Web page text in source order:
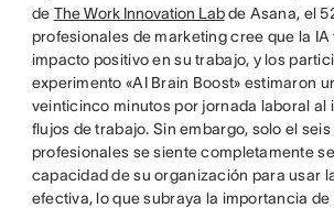
de The Work Innovation Labde Asana, el
profesionales de marketing cree que la IA
impacto positivo en su trabajo, y los
experimento «AI Brain Boost» estimaron
veinticinco minutos por jornada laboral al
flujos de trabajo. Sin embargo, solo el seis
profesionales se siente completamente
capacidad de su organización para usar
efectiva, lo que subraya la importancia